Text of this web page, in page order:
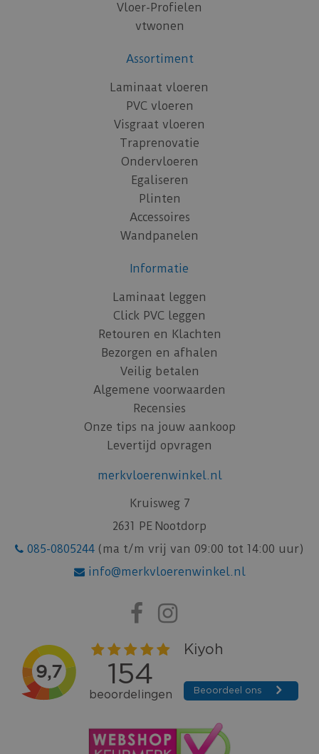
Vloer-Profielen
vtwonen
Assortiment
Laminaat vloeren
PVC vloeren
Visgraat vloeren
Traprenovatie
Ondervloeren
Egaliseren
Plinten
Accessoires
Wandpanelen
Informatie
Laminaat leggen
Click PVC leggen
Retouren en Klachten
Bezorgen en afhalen
Veilig betalen
Algemene voorwaarden
Recensies
Onze tips na jouw aankoop
Levertijd opvragen
merkvloerenwinkel.nl
Kruisweg 7
2631 PE Nootdorp
085-0805244 (ma t/m vrij van 09:00 tot 14:00 uur)
info@merkvloerenwinkel.nl